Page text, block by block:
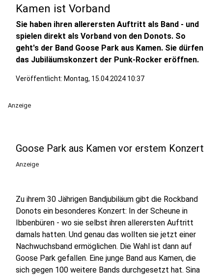
Kamen ist Vorband
Sie haben ihren allerersten Auftritt als Band - und
spielen direkt als Vorband von den Donots. So
geht's der Band Goose Park aus Kamen. Sie dürfen
das Jubiläumskonzert der Punk-Rocker eröffnen.
Veröffentlicht: Montag, 15.04.2024 10:37
Anzeige
Goose Park aus Kamen vor erstem Konzert
Anzeige
Zu ihrem 30 Jährigen Bandjubiläum gibt die Rockband
Donots ein besonderes Konzert: In der Scheune in
Ibbenbüren - wo sie selbst ihren allerersten Auftritt
damals hatten. Und genau das wollten sie jetzt einer
Nachwuchsband ermöglichen. Die Wahl ist dann auf
Goose Park gefallen. Eine junge Band aus Kamen, die
sich gegen 100 weitere Bands durchgesetzt hat. Sina